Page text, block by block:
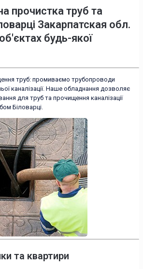
прочистка труб та
Закарпатская обл.
будь-якої
труб: промиваємо трубопроводи
каналізації. Наше обладнання дозволяє
для труб та прочищення каналізації
Біловарці.
та квартири